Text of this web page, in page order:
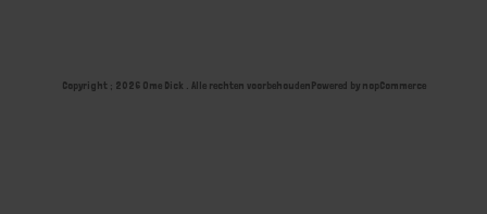
Copyright ; 2026 Ome Dick . Alle rechten voorbehoudenPowered by nopCommerce